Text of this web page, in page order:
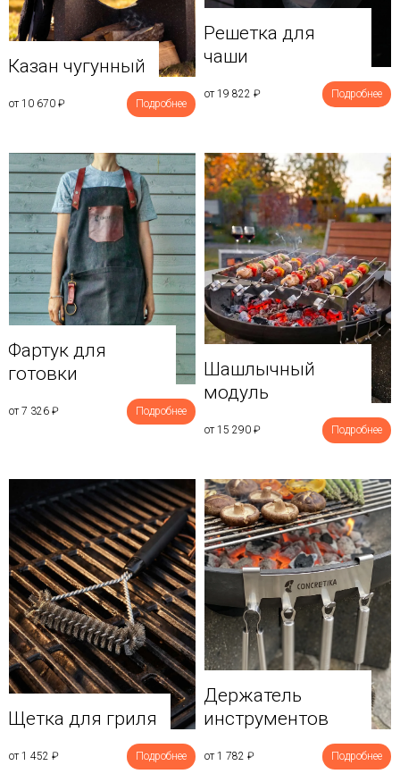
Казан чугунный
от 10 670 ₽ Подробнее
Решетка для
чаши
от 19 822 ₽ Подробнее
Фартук для
готовки
от 7 326 ₽ Подробнее
Шашлычный
модуль
от 15 290 ₽ Подробнее
Щетка для гриля
от 1 452 ₽ Подробнее
Держатель
инструментов
от 1 782 ₽ Подробнее